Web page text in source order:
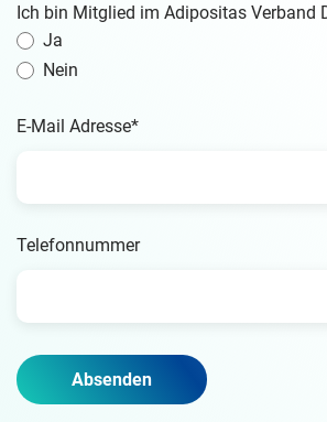
Ich bin Mitglied im Adipositas Verband
Ja
Nein
E-Mail Adresse*
Telefonnummer
E-Mail wiederholen...
Absenden